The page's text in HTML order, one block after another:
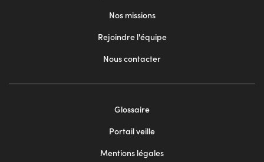
Nos missions
Rejoindre l'équipe
Nous contacter
Glossaire
Portail veille
Mentions légales